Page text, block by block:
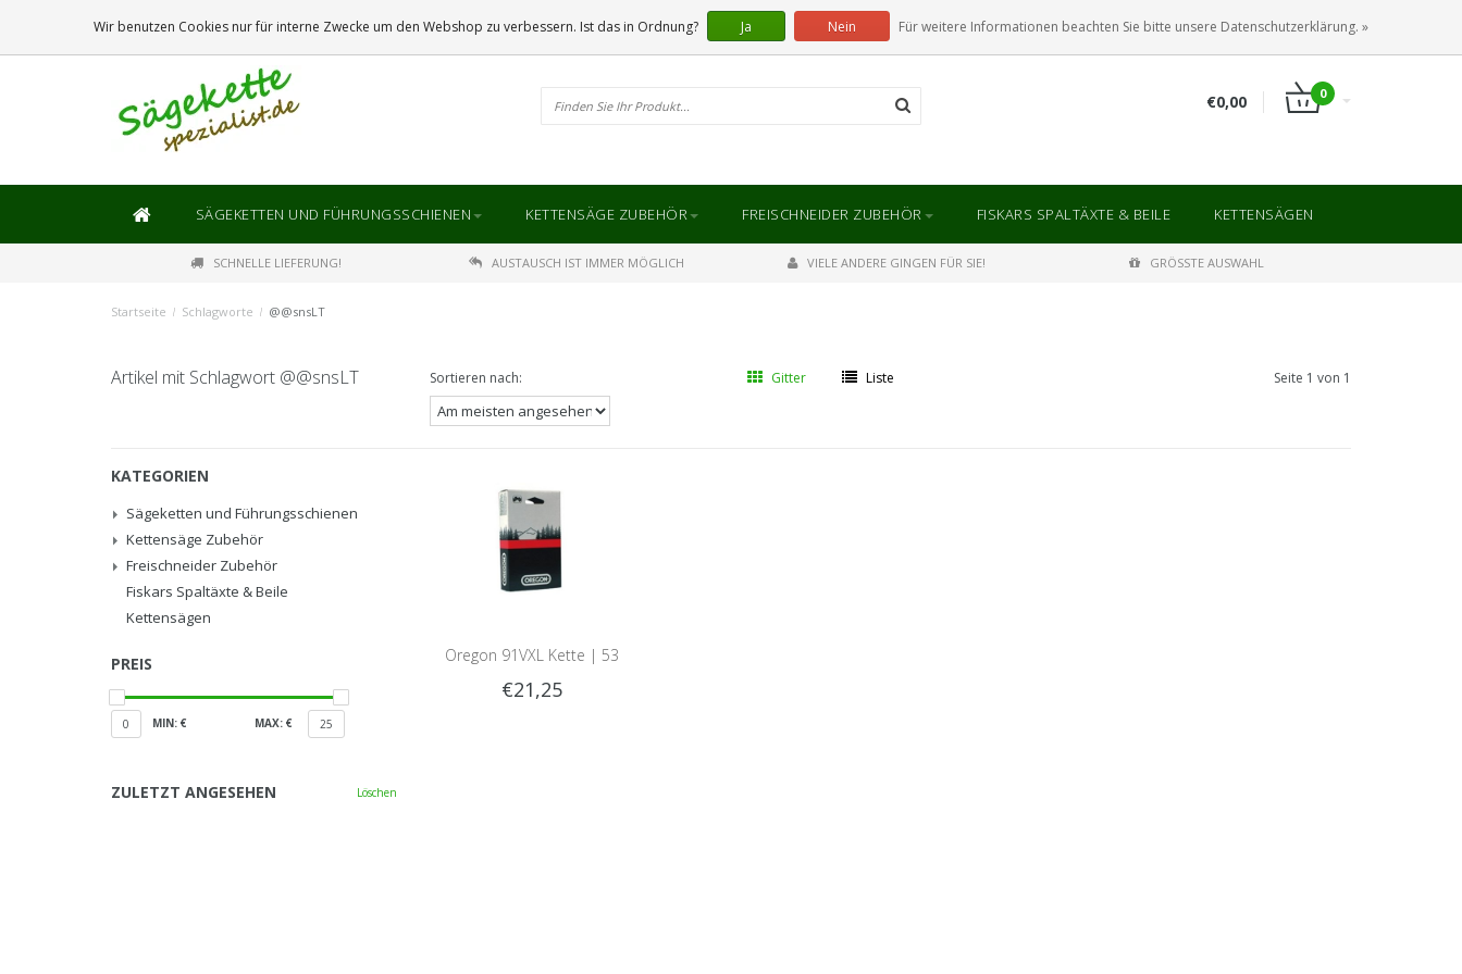
ANMELDEN KUNDENKONTO ANLEGEN
€0,00 0
SÄGEKETTEN UND FÜHRUNGSSCHIENEN KETTENSÄGE ZUBEHÖR FREISCHNEIDER ZUBEHÖR FISKARS SPALTÄXTE & BEILE KETTENSÄGEN
SCHNELLE LIEFERUNG! AUSTAUSCH IST IMMER MÖGLICH VIELE ANDERE GINGEN FÜR SIE! GRÖSSTE AUSWAHL
Startseite / Schlagworte / @@snsLT
Artikel mit Schlagwort @@snsLT Sortieren nach: Gitter Liste Seite 1 von 1
KATEGORIEN
Sägeketten und Führungsschienen
Kettensäge Zubehör
Freischneider Zubehör
Fiskars Spaltäxte & Beile
Kettensägen
PREIS
0 MIN: € MAX: € 25
ZULETZT ANGESEHEN Löschen
Oregon 91VXL Kette | 53
Treibglieder | 1.3mm | 3/8LP |
€21,25
Wir benutzen Cookies nur für interne Zwecke um den Webshop zu verbessern. Ist das in Ordnung? Ja Nein Für weitere Informationen beachten Sie bitte unsere Datenschutzerklärung. »